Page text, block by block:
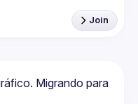
Join
Migrando para